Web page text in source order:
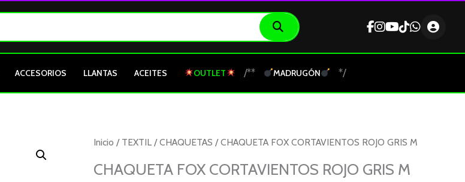
ACCESORIOS LLANTAS ACEITES OUTLET /** MADRUGÓN */
Inicio / TEXTIL /CHAQUETAS / CHAQUETA FOX CORTAVIENTOS ROJO GRIS M
CHAQUETA FOX CORTAVIENTOS ROJO GRIS M
CHAQUETA
CORTAVIENTOS